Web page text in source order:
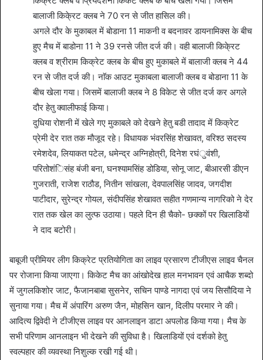
बालाजी किके्रट क्लब ने 70 रन से जीत हासिल की।
अगले दौर के मुकाबल में बोडाना 11 माकनी व बदनावर डायनामिक्स के बीच
हुए मैच में बाडोना 11 ने 39 रनसे जीत दर्ज की। वही बालाजी किके्रट
क्लब व श्रीराम किक्रेट क्लब के बीच हुए मुकाबले में बालाजी क्लब ने 44
रन से जीत दर्ज की। नाॅक आउट मुकाबला बालाजी क्लब व बोडाना 11 के
बीच खेला गया। जिसमें बालाजी क्लब ने 8 विकेट से जीत दर्ज कर अगले
दौर हेतु क्वालीफाई किया।
दुधिया रोशनी में खेले गए मुकाबले को देखने हेतु बडी तादाद में किक्रेट
प्रेमी देर रात तक मौजूद रहे। विधायक भंवरसिंह शेखावत, वरिश्ठ सदस्य
रमेशदेव, लियाकत पटेल, धमेन्द्र अग्निहोत्री, दिनेश रघंुवंशी,
परितोशंिसंह बंजी बना, घनश्यामसिंह डोडिया, सोनू जाट, बीआरसी डीएन
गुजराती, राजेश राठौड, नितीन सांखला, देवपालसिंह जादव, जगदीश
पाटीदार, सुरेन्द्र गोयल, संदीपसिंह शेखावत सहीत गणमान्य नागरिको ने देर
रात तक खेल का लुत्फ उठाया। पहले दिन ही चैको- छक्कों पर खिलाडियों
ने दाद बटोरी।
बाबूजी प्रीमियर लीग किक्रेट प्रतियोगिता का लाइव प्रसारण टीजीएस लाइव चैनल
पर रोजाना किया जाएगा। किकेट मैच का आंखोदेख हाल मनभावन एवं आचैक शब्दो
में जुगलकिशोर जाट, फैजानबाबा सुसनेर, सचिन पाण्डे नागदा एवं जय सिसौदिया ने
सुनाया गया। मैच में अंपारिंग अरुण जैन, मोहसिन खान, दिलीप परमार ने की।
आदित्य द्विवेदी ने टीजीएस लाइव पर आनलाइन डाटा अपलोड किया गया। मैच के
सभी परिणाम आनलाइन भी देखने की सुविधा है। खिलाडियों एवं दर्शको हेतु
स्वल्पहार की व्यवस्था निशुल्क रखी गई थी।